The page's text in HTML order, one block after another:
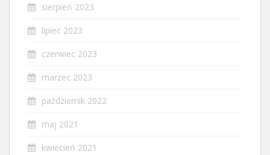
sierpień 2023
lipiec 2023
czerwiec 2023
marzec 2023
październik 2022
maj 2021
kwiecień 2021